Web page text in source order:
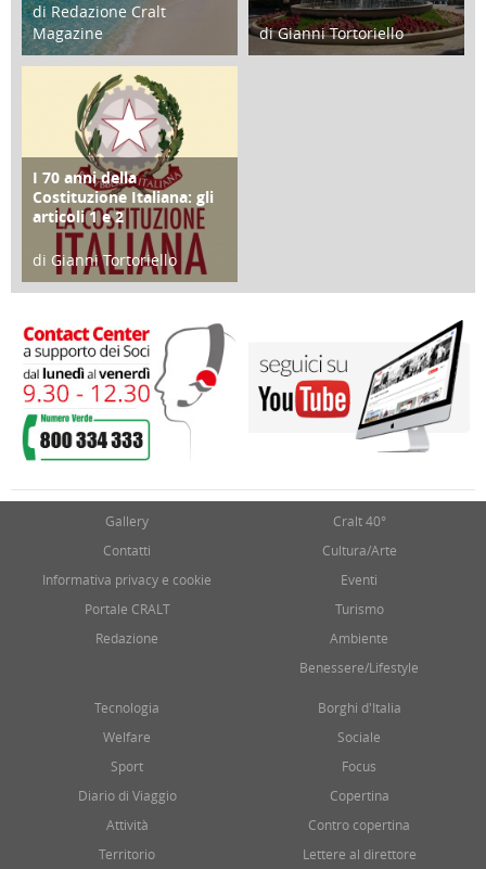
di Redazione Cralt
Magazine
25 Giugno 2016
di Gianni Tortoriello
FOCUS
I 70 anni della
Costituzione Italiana: gli
articoli 1 e 2
di Gianni Tortoriello
17 Marzo 2018
Gallery
Contatti
Informativa privacy e cookie
Portale CRALT
Redazione
Cralt 40°
Cultura/Arte
Eventi
Turismo
Ambiente
Benessere/Lifestyle
Tecnologia
Welfare
Sport
Diario di Viaggio
Attività
Territorio
Borghi d'Italia
Sociale
Focus
Copertina
Contro copertina
Lettere al direttore